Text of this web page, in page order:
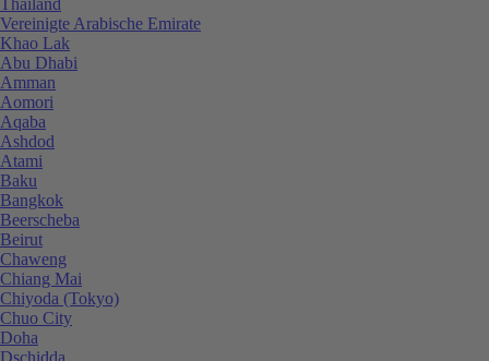
Vereinigte Arabische Emirate
Khao Lak
Abu Dhabi
Amman
Aomori
Aqaba
Ashdod
Atami
Baku
Bangkok
Beerscheba
Beirut
Chaweng
Chiang Mai
Chiyoda (Tokyo)
Chuo City
Doha
Dschidda